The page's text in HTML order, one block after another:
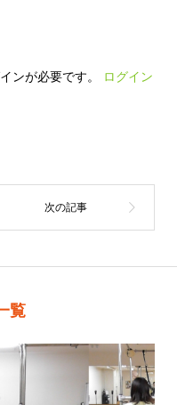
ンが必要です。
ログイン
覧